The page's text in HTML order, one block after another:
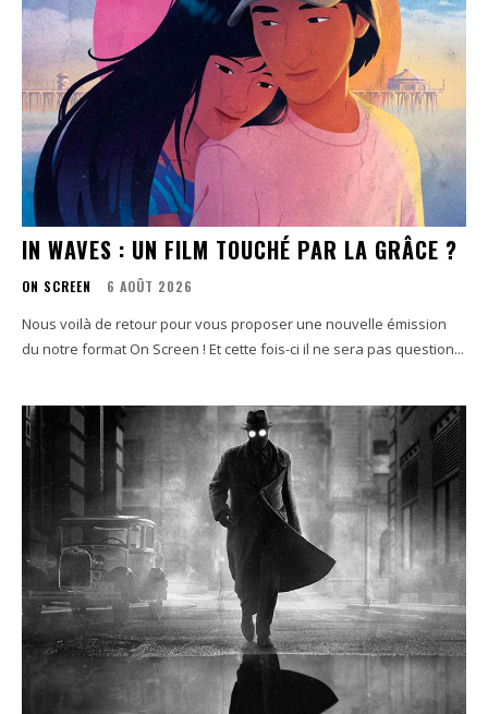
IN WAVES : UN FILM TOUCHÉ PAR LA GRÂCE ?
ON SCREEN 6 AOÛT 2026
Nous voilà de retour pour vous proposer une nouvelle émission
du notre format On Screen ! Et cette fois-ci il ne sera pas question...